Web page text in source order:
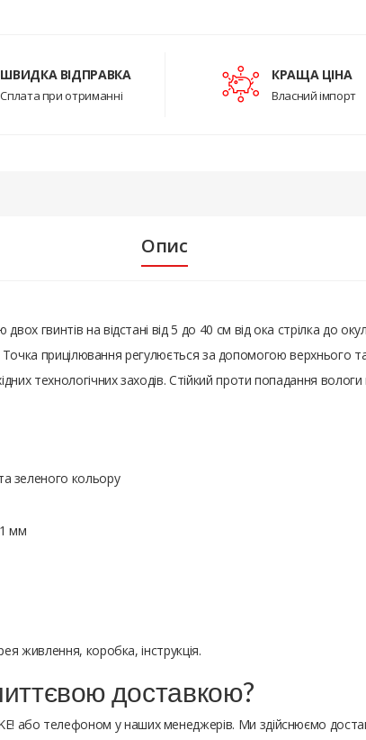
ШВИДКА ВІДПРАВКА
Сплата при отриманні
КРАЩА ЦІНА
Власний імпорт
Опис
гвинтів на відстані від 5 до 40 см від ока стрілка до
прицілювання регулюється за допомогою верхнього
технологічних заходів. Стійкий проти попадання
зеленого кольору
мм
живлення, коробка, інструкція.
доставкою?
або телефоном у наших менеджерів. Ми здійснюємо